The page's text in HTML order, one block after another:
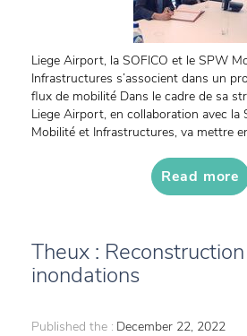
Liege Airport, la SOFICO et le SPW
Infrastructures s’associent dans un
flux de mobilité Dans le cadre de sa
Liege Airport, en collaboration avec la
Mobilité et Infrastructures, va mettre
Read more
Theux :
inondations
Published the : December 22, 2022